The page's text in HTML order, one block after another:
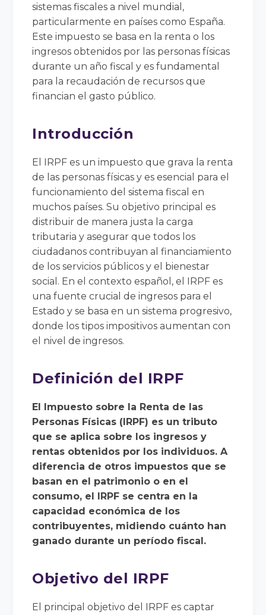
sistemas fiscales a nivel mundial,
particularmente en países como España.
Este impuesto se basa en la renta o los
ingresos obtenidos por las personas físicas
durante un año fiscal y es fundamental
para la recaudación de recursos que
financian el gasto público.
Introducción
El IRPF es un impuesto que grava la renta
de las personas físicas y es esencial para el
funcionamiento del sistema fiscal en
muchos países. Su objetivo principal es
distribuir de manera justa la carga
tributaria y asegurar que todos los
ciudadanos contribuyan al financiamiento
de los servicios públicos y el bienestar
social. En el contexto español, el IRPF es
una fuente crucial de ingresos para el
Estado y se basa en un sistema progresivo,
donde los tipos impositivos aumentan con
el nivel de ingresos.
Definición del IRPF
El Impuesto sobre la Renta de las
Personas Físicas (IRPF) es un tributo
que se aplica sobre los ingresos y
rentas obtenidos por los individuos. A
diferencia de otros impuestos que se
basan en el patrimonio o en el
consumo, el IRPF se centra en la
capacidad económica de los
contribuyentes, midiendo cuánto han
ganado durante un período fiscal.
Objetivo del IRPF
El principal objetivo del IRPF es captar